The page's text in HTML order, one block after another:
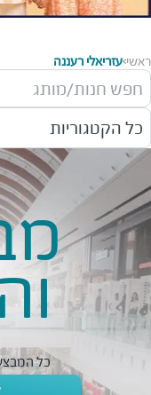
ראשי>עזריאלי רעננה
חפש חנות/מותג
כל הקטגוריות
כל